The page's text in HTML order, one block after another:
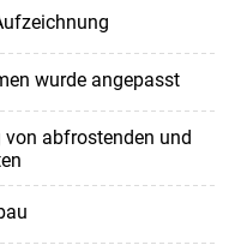
wurde angepasst
von abfrostenden und